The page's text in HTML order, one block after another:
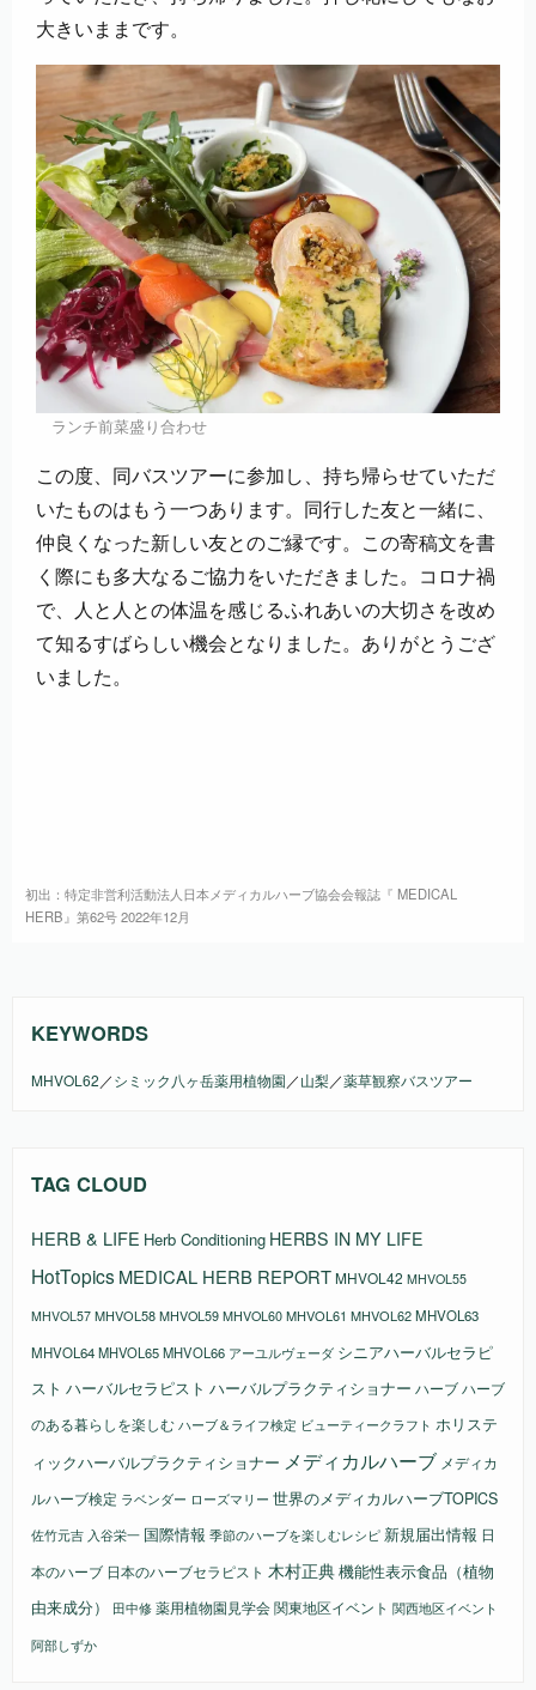
大きいままです。
ランチ前菜盛り合わせ
この度、同バスツアーに参加し、持ち帰らせていただ
いたものはもう一つあります。同行した友と一緒に、
仲良くなった新しい友とのご縁です。この寄稿文を書
く際にも多大なるご協力をいただきました。コロナ禍
で、人と人との体温を感じるふれあいの大切さを改め
て知るすばらしい機会となりました。ありがとうござ
いました。
初出：特定非営利活動法人日本メディカルハーブ協会会報誌『 MEDICAL
HERB』第62号 2022年12月
KEYWORDS
MHVOL62 ／シミック八ヶ岳薬用植物園 ／山梨／薬草観察バスツアー
TAG CLOUD
HERB & LIFE Herb Conditioning HERBS IN MY LIFE
HotTopics MEDICAL HERB REPORTMHVOL42 MHVOL55
MHVOL57 MHVOL58 MHVOL59 MHVOL60 MHVOL61 MHVOL62MHVOL63
MHVOL64MHVOL65MHVOL66 アーユルヴェーダ シニアハーバルセラピ
スト ハーバルセラピスト ハーバルプラクティショナー ハーブハーブ
のある暮らしを楽しむ ハーブ＆ライフ検定 ビューティークラフト ホリステ
ィックハーバルプラクティショナー メディカルハーブ メディカ
ルハーブ検定 ラベンダー ローズマリー 世界のメディカルハーブTOPICS
佐竹元吉 入谷栄一 国際情報 季節のハーブを楽しむレシピ 新規届出情報 日
本のハーブ 日本のハーブセラピスト 木村正典機能性表示食品（植物
由来成分）
田中修 薬用植物園見学会関東地区イベント 関西地区イベント
阿部しずか